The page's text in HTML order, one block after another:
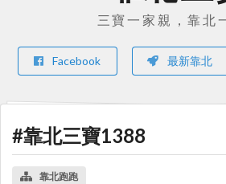
三寶一家親，靠北
Facebook 最新靠北
#靠北三寶1388
靠北跑跑